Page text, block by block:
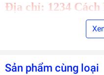
Địa chỉ: 1234
phường 4, Quận
Sản phẩm cùng loại